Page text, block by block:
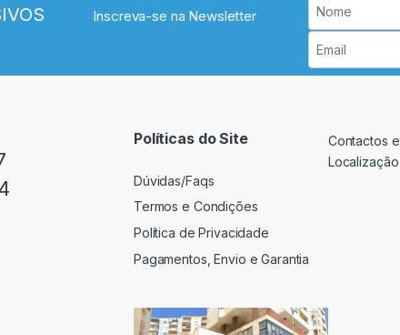
Inscreva-se na Newsletter
Políticas do Site
Dúvidas/Faqs
Termos e Condições
Política de Privacidade
Pagamentos, Envio e Garantia
Contactos e
Localização